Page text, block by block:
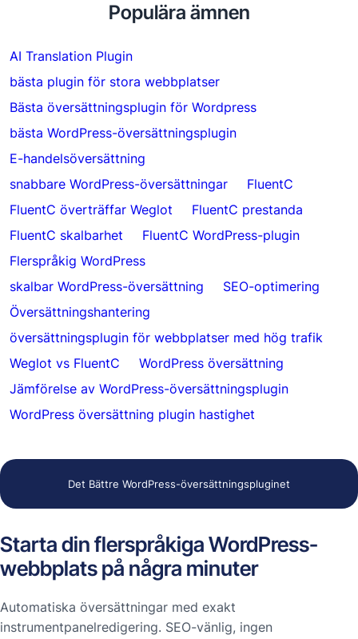
Populära ämnen
AI Translation Plugin
bästa plugin för stora webbplatser
Bästa översättningsplugin för Wordpress
bästa WordPress-översättningsplugin
E-handelsöversättning
snabbare WordPress-översättningar
FluentC
FluentC överträffar Weglot
FluentC prestanda
FluentC skalbarhet
FluentC WordPress-plugin
Flerspråkig WordPress
skalbar WordPress-översättning
SEO-optimering
Översättningshantering
översättningsplugin för webbplatser med hög trafik
Weglot vs FluentC
WordPress översättning
Jämförelse av WordPress-översättningsplugin
WordPress översättning plugin hastighet
Det Bättre WordPress-översättningspluginet
Starta din flerspråkiga WordPress-
webbplats på några minuter
Automatiska översättningar med exakt
instrumentpanelredigering. SEO-vänlig, ingen